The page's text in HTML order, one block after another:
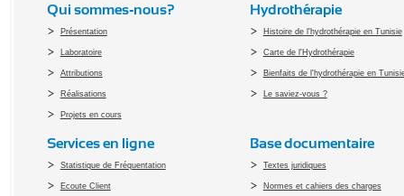
Qui sommes-nous?
Présentation
Laboratoire
Attributions
Réalisations
Projets en cours
Hydrothérapie
Histoire de l'hydrothérapie en Tunisie
Carte de l'Hydrothérapie
Bienfaits de l'hydrothérapie en
Le saviez-vous ?
Services en ligne
Statistique de Fréquentation
Ecoute Client
Base documentaire
Textes juridiques
Normes et cahiers des charges